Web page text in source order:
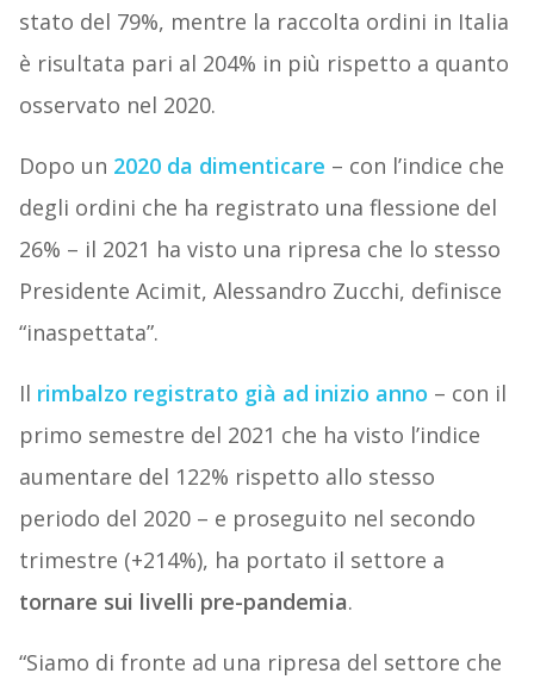
stato del 79%, mentre la raccolta ordini in Italia
è risultata pari al 204% in più rispetto a quanto
osservato nel 2020.
Dopo un 2020 da dimenticare – con l’indice che
degli ordini che ha registrato una flessione del
26% – il 2021 ha visto una ripresa che lo stesso
Presidente Acimit, Alessandro Zucchi, definisce
“inaspettata”.
Il rimbalzo registrato già ad inizio anno – con il
primo semestre del 2021 che ha visto l’indice
aumentare del 122% rispetto allo stesso
periodo del 2020 – e proseguito nel secondo
trimestre (+214%), ha portato il settore a
tornare sui livelli pre-pandemia.
“Siamo di fronte ad una ripresa del settore che